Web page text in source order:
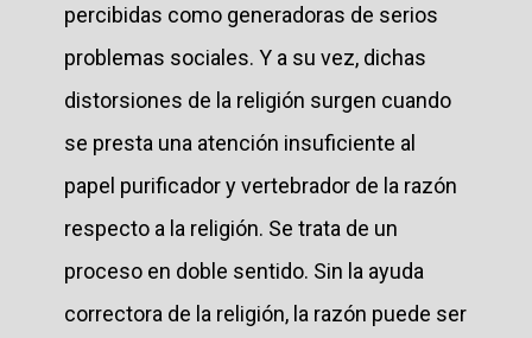
percibidas como generadoras de serios
problemas sociales. Y a su vez, dichas
distorsiones de la religión surgen cuando
se presta una atención insuficiente al
papel purificador y vertebrador de la razón
respecto a la religión. Se trata de un
proceso en doble sentido. Sin la ayuda
correctora de la religión, la razón puede ser